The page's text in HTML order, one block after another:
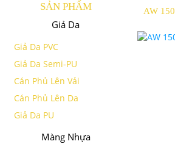
SẢN PHẨM
Giả Da
Giả Da PVC
Giả Da Semi-PU
Cán Phủ Lên Vải
Cán Phủ Lên Da
Giả Da PU
Màng Nhựa
AW 150